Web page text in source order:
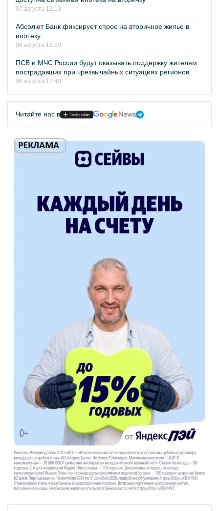
07 августа 12:13
Абсолют Банк фиксирует спрос на вторичное жилье в
ипотеку
06 августа 16:20
ПСБ и МЧС России будут оказывать поддержку жителям
пострадавших при чрезвычайных ситуациях регионов
06 августа 12:40
Читайте нас в